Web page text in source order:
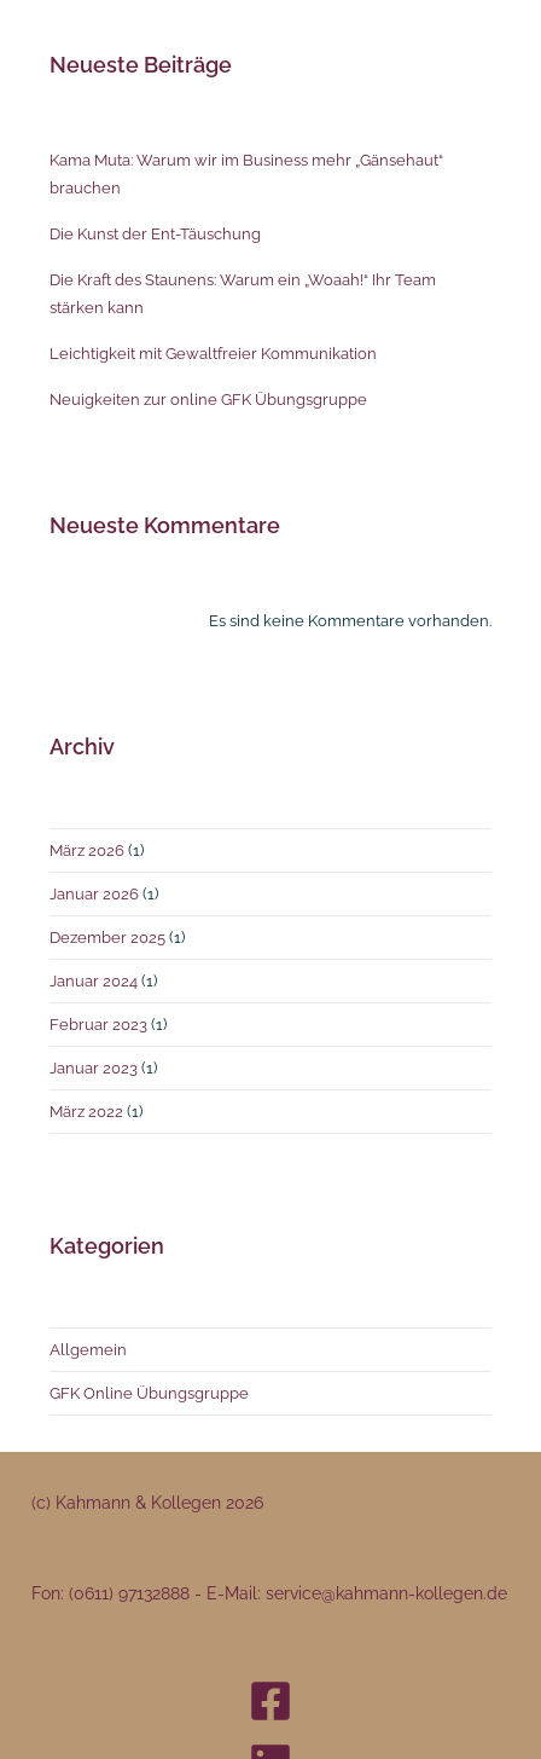
Neueste Beiträge
Kama Muta: Warum wir im Business mehr „Gänsehaut“
brauchen
Die Kunst der Ent-Täuschung
Die Kraft des Staunens: Warum ein „Woaah!“ Ihr Team
stärken kann
Leichtigkeit mit Gewaltfreier Kommunikation
Neuigkeiten zur online GFK Übungsgruppe
Neueste Kommentare
Es sind keine Kommentare vorhanden.
Archiv
März 2026 (1)
Januar 2026 (1)
Dezember 2025 (1)
Januar 2024 (1)
Februar 2023 (1)
Januar 2023 (1)
März 2022 (1)
Kategorien
Allgemein
GFK Online Übungsgruppe
(c) Kahmann & Kollegen 2026
Fon: (0611) 97132888 - E-Mail: service@kahmann-kollegen.de